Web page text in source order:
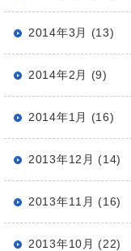
2014年3月 (13)
2014年2月 (9)
2014年1月 (16)
2013年12月 (14)
2013年11月 (16)
2013年10月 (22)